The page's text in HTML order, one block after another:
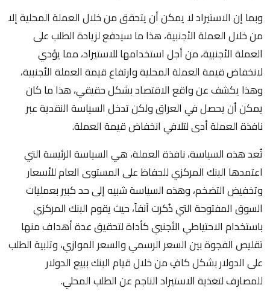
وبما إن الاستيراد لا يمكن أن يتحقق من خلال العملة المحلية إلا
من خلال العملة الأجنبية، هذا ما سيدفع لزيادة الطلب على
العملة الأجنبية، من أجل استخدامها للاستيراد، مما يؤدي
لانخفاض قيمة العملة المحلية وارتفاع قيمة العملة الأجنبية،
وهذا يكشف عن واقع الاقتصاد بشكل حقيقي، هذا ما كان
يمكن أن يحصل في العراق ولكن تدخل السياسة النقدية عبر
نافذة العملة أدى لتلافي انخفاض قيمة العملة.
تُعد هذه السياسة، نافذة العملة، هي السياسة الرئيسة التي
اعتمدها البنك المركزي للحفاظ على المستوى العام للأسعار
وتخفيض التضخم، وهذه السياسة شبيه إلى حد كبير بعمليات
السوق المفتوحة التي ذُكرت آنفاً، حيث يقوم البنك المركزي
باستخدام الاحتياطي الأجنبي كأداة لتحقيق عدة أهداف منها
تقليص الفجوة بين السعر الرسمي والسعر الموازي، وتلبية الطلب
على الدولار بشكل كافٍ من خلال قيام البنك ببيع الدولار
للمصارف لتغذية الاستيراد الناجم عن الطلب المحلي.